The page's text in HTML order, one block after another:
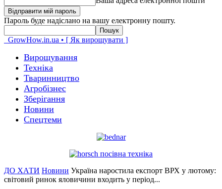
Пароль буде надіслано на вашу електронну пошту.
GrowHow.in.ua • [ Як вирощувати ]
Вирощування
Техніка
Тваринництво
Агробізнес
Зберігання
Новини
Спецтеми
ДО ХАТИ Новини Україна наростила експорт ВРХ у лютому:
світовий ринок яловичини входить у період...